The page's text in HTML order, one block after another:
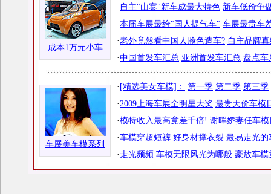
成本1万元小车
· 自主"山寨"新车成最大特色 新车低价争
·本届车展最给"国人提气车" 车展最贵车
·老外竟然看中国人脸色造车? 自主品牌
·中国首发车汇总 亚洲首发车汇总 盘点车
车展美车模系列
· [精选美女车模]： 第一季 第二季 第三季
·2009上海车展全明星大奖 最贵天价车模
·模特收入最高竟差千倍! 谢晖娇妻任车
·车模穿超短裤 好身材撑衣裂 最易走光的
· 走光频频 车模无限风光为哪般 豪放车模